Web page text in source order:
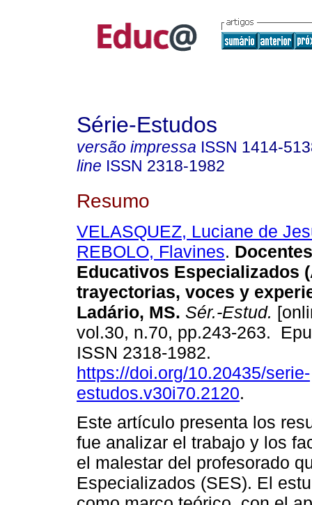
Série-Estudos
versão impressa ISSN 1414-
line ISSN 2318-1982
Resumo
VELASQUEZ, Luciane de
REBOLO, Flavines.
Educativos Especializados
trayectorias, voces y
Ladário, MS. Sér.-Estud.
vol.30, n.70, pp.243-263.
ISSN 2318-1982.
https://doi.org/10.20435/serie-
estudos.v30i70.2120.
Este artículo presenta los
fue analizar el trabajo y los
el malestar del profesorado
Especializados (SES). El